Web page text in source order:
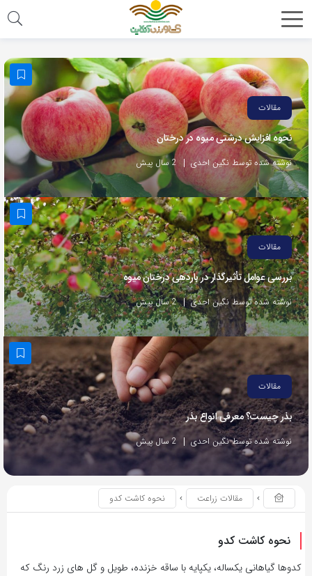
مقالات
نحوه افزایش درشتی میوه در درختان
نوشته شده توسط نگین احدی 2 سال پیش
مقالات
بررسی عوامل تأثیرگذار در باردهی درختان میوه
نوشته شده توسط نگین احدی 2 سال پیش
مقالات
بذر چیست؟ معرفی انواع بذر
نوشته شده توسط نگین احدی 2 سال پیش
مقالات زراعت نحوه کاشت کدو
نحوه کاشت کدو
کدوها گیاهانی یکساله، یکپایه با ساقه خزنده، طویل و گل های زرد رنگ که